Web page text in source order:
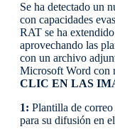
Se ha detectado un
con capacidades
RAT se ha
aprovechando las
con un archivo
Microsoft Word con
CLIC EN LAS
1: Plantilla de
para su difusión en